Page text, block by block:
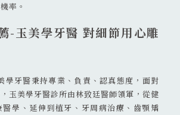
率。
-玉美學牙醫 對細節用心雕
學牙醫秉持專業、負責、認真態度，面對
玉美學牙醫診所由林致廷醫師領軍，從健
學、延伸到植牙、牙周病治療、齒顎矯